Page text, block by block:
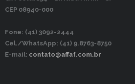
CEP 08940-000
Fone: (41) 3092-2444
Cel./WhatsApp: (41) 9.8763-8750
E-mail: contato@affaf.com.br